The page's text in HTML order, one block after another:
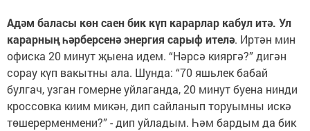
Адәм баласы көн саен бик күп карарлар кабул итә. Ул
карарның һәрберсенә энергия сарыф ителә. Иртән мин
офиска 20 минут җыена идем. “Нәрсә кияргә?” дигән
сорау күп вакытны ала. Шунда: “70 яшьлек бабай
булгач, узган гомерне уйлаганда, 20 минут буена нинди
кроссовка киим микән, дип сайланып торуымны искә
төшерерменмени?” - дип уйладым. Һәм бардым да бик